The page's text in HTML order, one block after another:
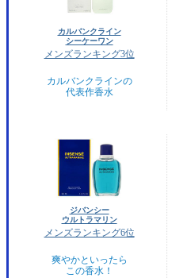
カルバンクライン
シーケーワン
メンズランキング3位
カルバンクラインの
代表作香水
ジバンシー
ウルトラマリン
メンズランキング6位
爽やかといったら
この香水！